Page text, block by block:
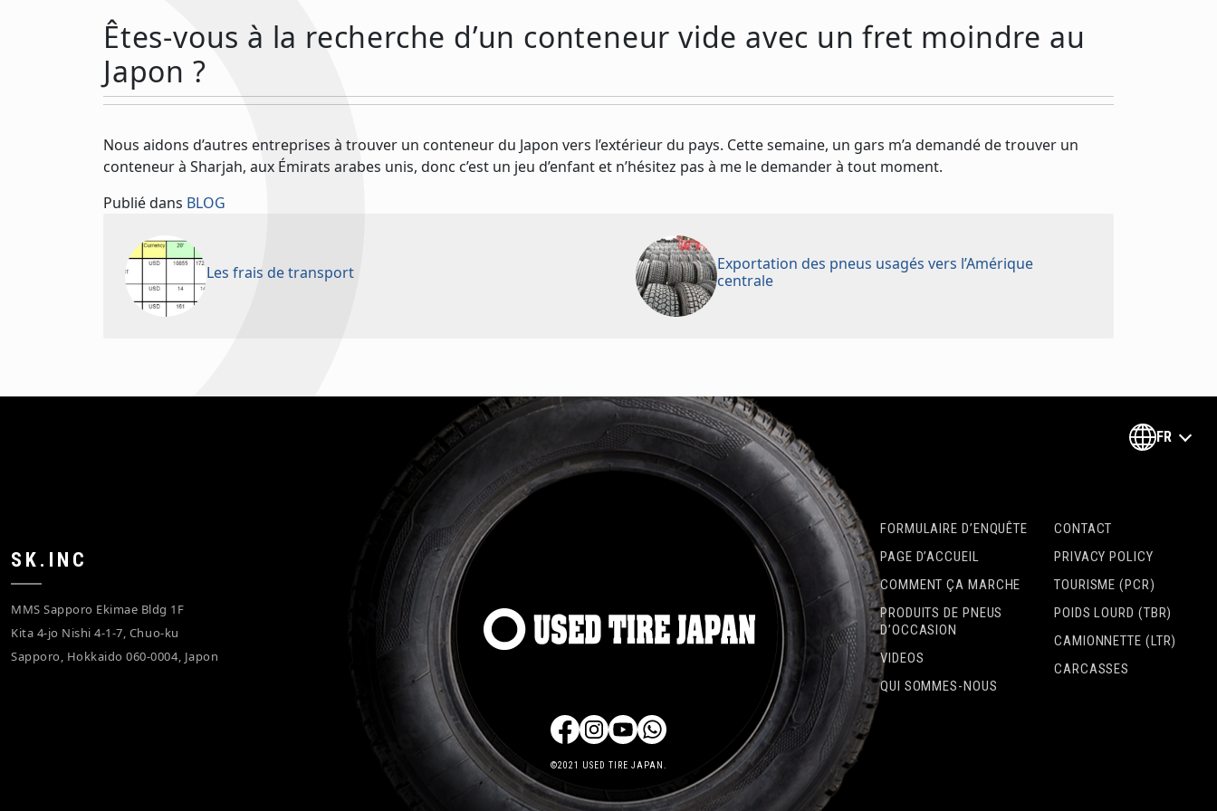
Êtes-vous à la recherche d’un conteneur vide avec un fret moindre au
Japon ?
Nous aidons d’autres entreprises à trouver un conteneur du Japon vers l’extérieur du pays. Cette semaine, un gars m’a demandé de trouver un
conteneur à Sharjah, aux Émirats arabes unis, donc c’est un jeu d’enfant et n’hésitez pas à me le demander à tout moment.
Publié dans BLOG
Les frais de transport
Exportation des pneus usagés vers l’Amérique
centrale
FR
SK.INC
MMS Sapporo Ekimae Bldg 1F
Kita 4-jo Nishi 4-1-7, Chuo-ku
Sapporo, Hokkaido 060-0004, Japon
©2021 USED TIRE JAPAN.
FORMULAIRE D’ENQUÊTE
PAGE D’ACCUEIL
COMMENT ÇA MARCHE
PRODUITS DE PNEUS
D’OCCASION
VIDEOS
QUI SOMMES-NOUS
CONTACT
PRIVACY POLICY
TOURISME (PCR)
POIDS LOURD (TBR)
CAMIONNETTE (LTR)
CARCASSES